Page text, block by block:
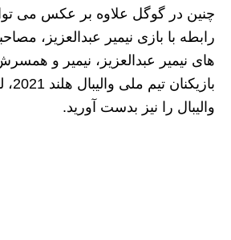
چنین در گوگل علاوه بر عکس می
رابطه با بازی نیمیر عبدالعزیز،
های نیمیر عبدالعزیز، نیمیر و
والیبال را نیز بدست آورید.